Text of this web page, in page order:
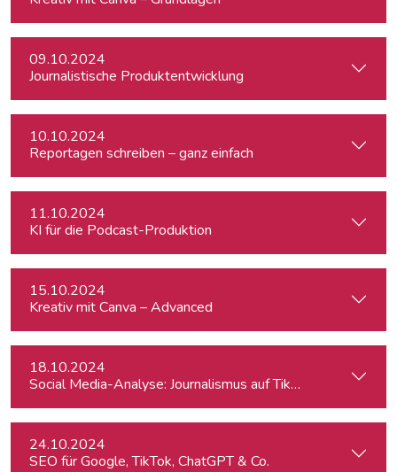
09.10.2024
Journalistische Produktentwicklung
10.10.2024
Reportagen schreiben – ganz einfach
11.10.2024
KI für die Podcast-Produktion
15.10.2024
Kreativ mit Canva – Advanced
18.10.2024
Social Media-Analyse: Journalismus auf TikTok
24.10.2024
SEO für Google, TikTok, ChatGPT & Co.